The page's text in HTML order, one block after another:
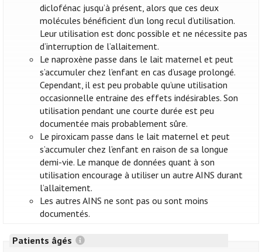
diclofénac jusqu’à présent, alors que ces deux
molécules bénéficient d’un long recul d’utilisation.
Leur utilisation est donc possible et ne nécessite pas
d’interruption de l’allaitement.
Le naproxène passe dans le lait maternel et peut
s’accumuler chez l’enfant en cas d’usage prolongé.
Cependant, il est peu probable qu’une utilisation
occasionnelle entraine des effets indésirables. Son
utilisation pendant une courte durée est peu
documentée mais probablement sûre.
Le piroxicam passe dans le lait maternel et peut
s’accumuler chez l’enfant en raison de sa longue
demi-vie. Le manque de données quant à son
utilisation encourage à utiliser un autre AINS durant
l’allaitement.
Les autres AINS ne sont pas ou sont moins
documentés.
Patients âgés